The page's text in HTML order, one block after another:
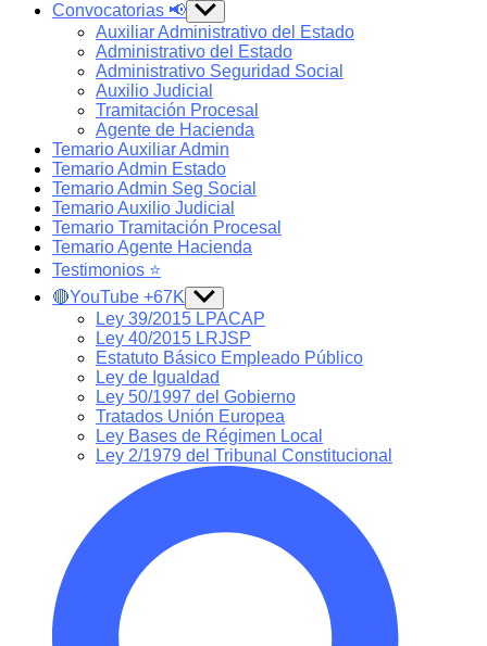
Convocatorias 📢 Show
sub
menu
Auxiliar Administrativo del Estado
Administrativo del Estado
Administrativo Seguridad Social
Auxilio Judicial
Tramitación Procesal
Agente de Hacienda
Temario Auxiliar Admin
Temario Admin Estado
Temario Admin Seg Social
Temario Auxilio Judicial
Temario Tramitación Procesal
Temario Agente Hacienda
Testimonios ⭐️
🔴YouTube +67K Show
sub
menu
Ley 39/2015 LPACAP
Ley 40/2015 LRJSP
Estatuto Básico Empleado Público
Ley de Igualdad
Ley 50/1997 del Gobierno
Tratados Unión Europea
Ley Bases de Régimen Local
Ley 2/1979 del Tribunal Constitucional